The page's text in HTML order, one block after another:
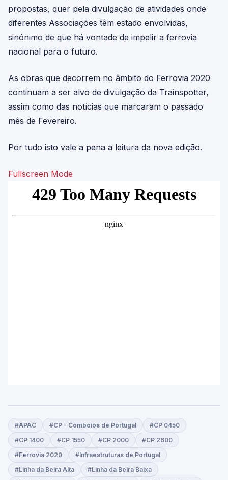
propostas, quer pela divulgação de atividades onde
diferentes Associações têm estado envolvidas,
sinónimo de que há vontade de impelir a ferrovia
nacional para o futuro.
As obras que decorrem no âmbito do Ferrovia 2020
continuam a ser alvo de divulgação da Trainspotter,
assim como das notícias que marcaram o passado
mês de Fevereiro.
Por tudo isto vale a pena a leitura da nova edição.
Fullscreen Mode
#APAC #CP - Comboios de Portugal
#CP 0450
#CP 1400
#CP 1550 #CP 2000
#CP 2600
#Ferrovia 2020
#Infraestruturas de Portugal
#Linha da Beira Alta
#Linha da Beira Baixa